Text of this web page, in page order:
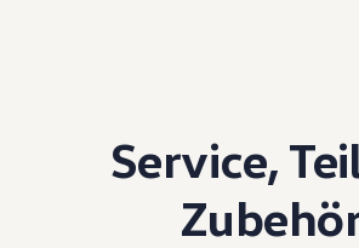
Service,